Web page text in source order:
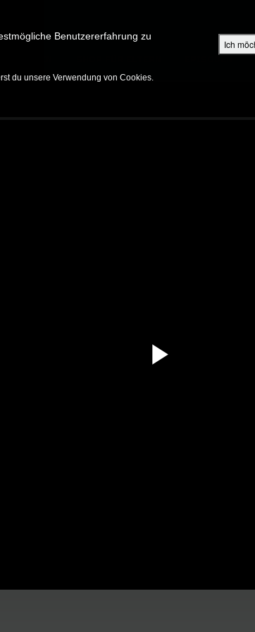
Benutzererfahrung zu
du unsere Verwendung von Cookies.
Ich